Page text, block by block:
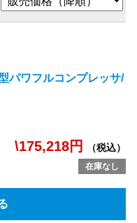
パワフルコンプレッサ/
\175,218円 （税込）
在庫なし